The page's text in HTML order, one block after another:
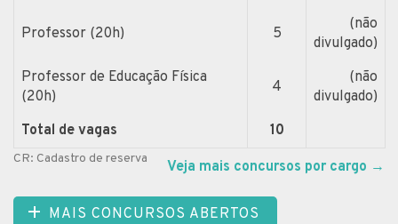
Professor (20h) 5
(não
divulgado)
Professor de Educação Física
(20h)
4
(não
divulgado)
Total de vagas
10
CR: Cadastro de reserva Veja mais concursos por cargo →
MAIS CONCURSOS ABERTOS